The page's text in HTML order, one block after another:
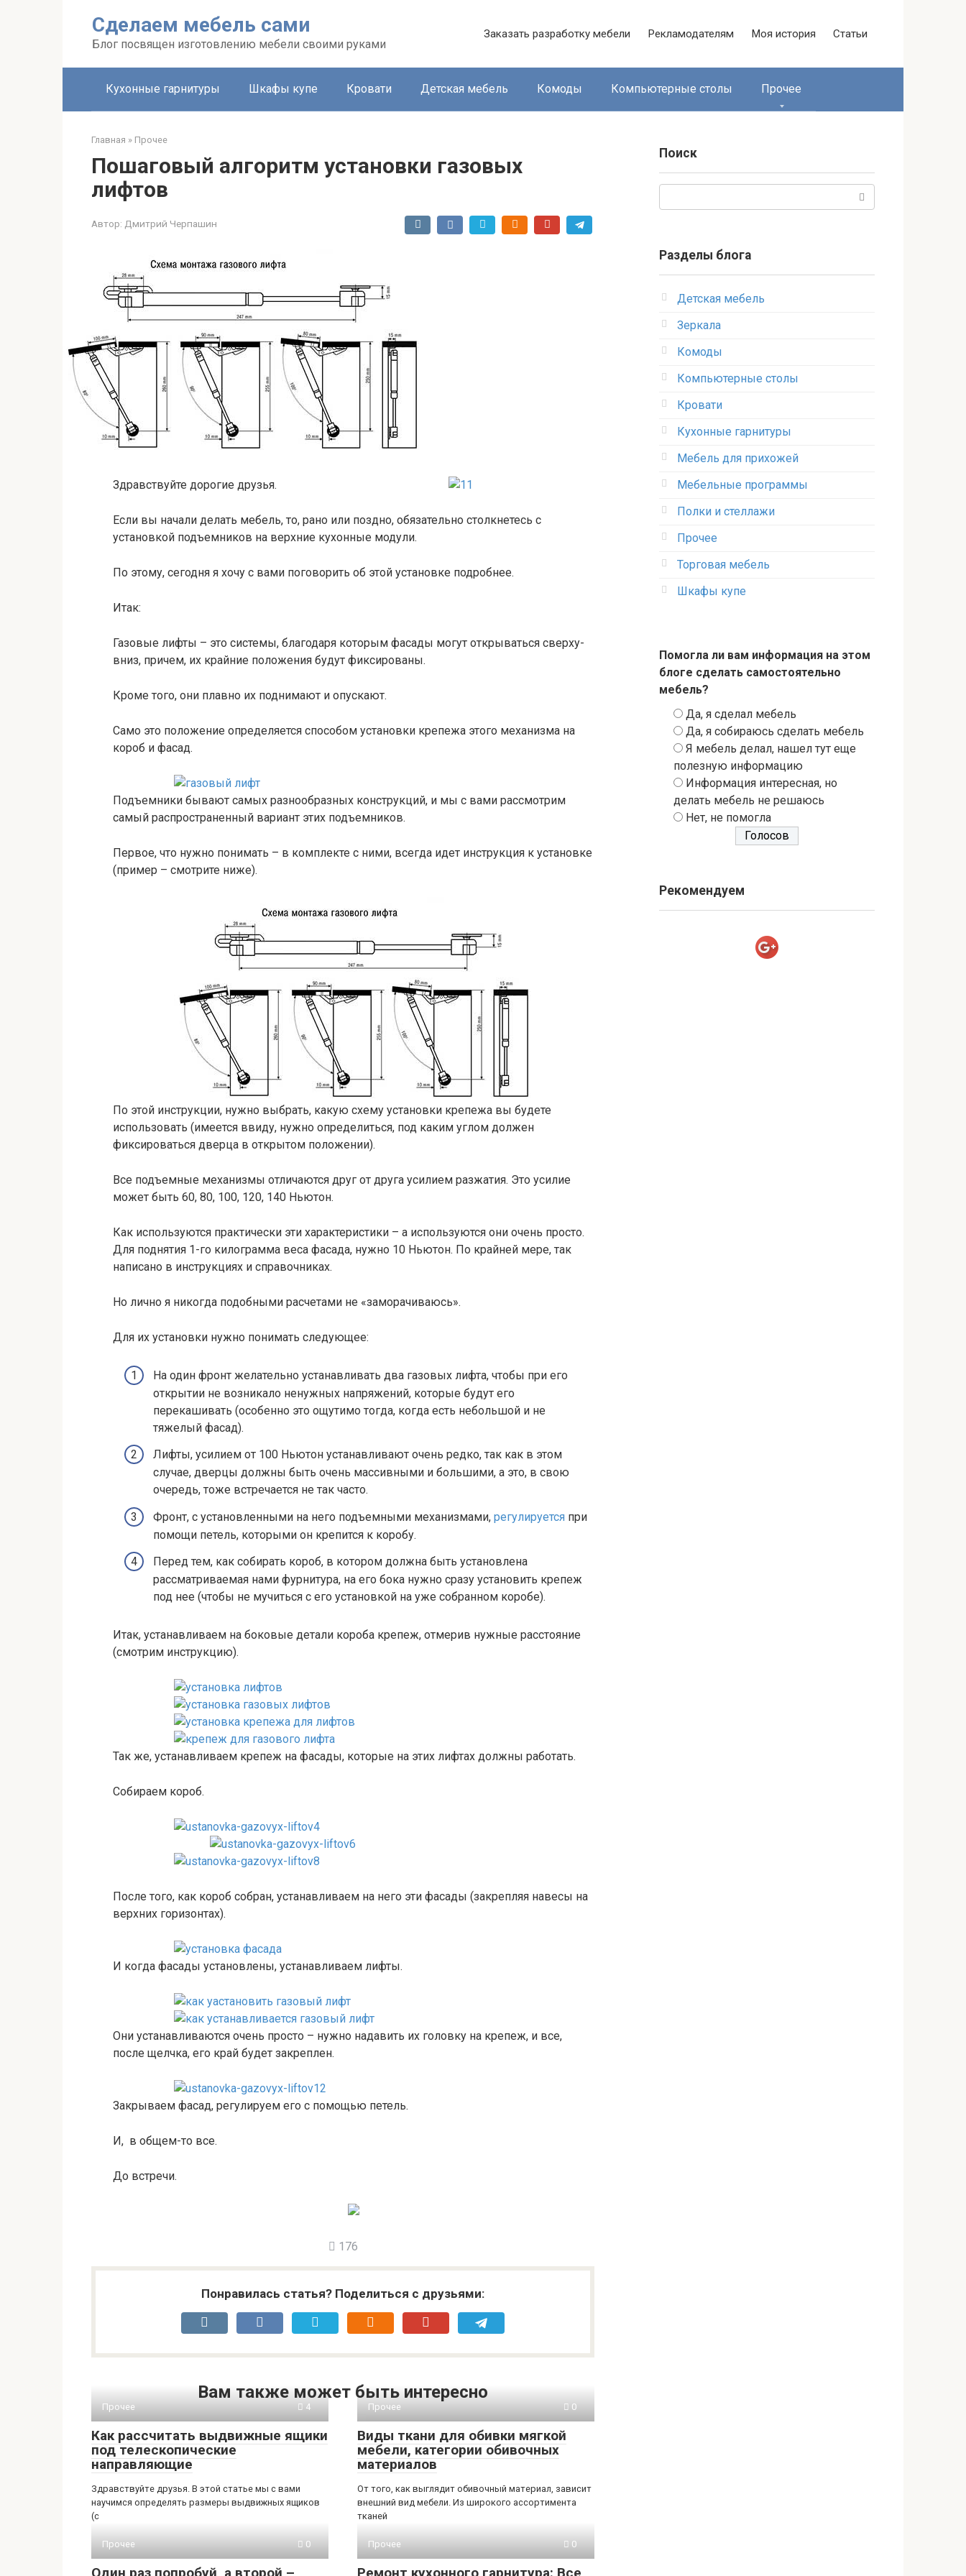
Сделаем мебель сами
Блог посвящен изготовлению мебели своими руками
Заказать разработку мебели Рекламодателям Моя история Статьи
Кухонные гарнитуры Шкафы купе Кровати Детская мебель Комоды Компьютерные столы Прочее
Главная » Прочее
Пошаговый алгоритм установки газовых
лифтов
Автор: Дмитрий Черпашин
Здравствуйте дорогие друзья.
Если вы начали делать мебель, то, рано или поздно, обязательно столкнетесь с
установкой подъемников на верхние кухонные модули.
По этому, сегодня я хочу с вами поговорить об этой установке подробнее.
Итак:
Газовые лифты – это системы, благодаря которым фасады могут открываться сверху-
вниз, причем, их крайние положения будут фиксированы.
Кроме того, они плавно их поднимают и опускают.
Само это положение определяется способом установки крепежа этого механизма на
короб и фасад.
Подъемники бывают самых разнообразных конструкций, и мы с вами рассмотрим
самый распространенный вариант этих подъемников.
Первое, что нужно понимать – в комплекте с ними, всегда идет инструкция к установке
(пример – смотрите ниже).
По этой инструкции, нужно выбрать, какую схему установки крепежа вы будете
использовать (имеется ввиду, нужно определиться, под каким углом должен
фиксироваться дверца в открытом положении).
Все подъемные механизмы отличаются друг от друга усилием разжатия. Это усилие
может быть 60, 80, 100, 120, 140 Ньютон.
Как используются практически эти характеристики – а используются они очень просто.
Для поднятия 1-го килограмма веса фасада, нужно 10 Ньютон. По крайней мере, так
написано в инструкциях и справочниках.
Но лично я никогда подобными расчетами не «заморачиваюсь».
Для их установки нужно понимать следующее:
На один фронт желательно устанавливать два газовых лифта, чтобы при его
открытии не возникало ненужных напряжений, которые будут его
перекашивать (особенно это ощутимо тогда, когда есть небольшой и не
тяжелый фасад).
Лифты, усилием от 100 Ньютон устанавливают очень редко, так как в этом
случае, дверцы должны быть очень массивными и большими, а это, в свою
очередь, тоже встречается не так часто.
Фронт, с установленными на него подъемными механизмами, регулируется при
помощи петель, которыми он крепится к коробу.
Перед тем, как собирать короб, в котором должна быть установлена
рассматриваемая нами фурнитура, на его бока нужно сразу установить крепеж
под нее (чтобы не мучиться с его установкой на уже собранном коробе).
Итак, устанавливаем на боковые детали короба крепеж, отмерив нужные расстояние
(смотрим инструкцию).
Так же, устанавливаем крепеж на фасады, которые на этих лифтах должны работать.
Собираем короб.
После того, как короб собран, устанавливаем на него эти фасады (закрепляя навесы на
верхних горизонтах).
И когда фасады установлены, устанавливаем лифты.
Они устанавливаются очень просто – нужно надавить их головку на крепеж, и все,
после щелчка, его край будет закреплен.
Закрываем фасад, регулируем его с помощью петель.
И, в общем-то все.
До встречи.
176
Понравилась статья? Поделиться с друзьями:
Вам также может быть интересно
Прочее 4
Как рассчитать выдвижные ящики
под телескопические
направляющие
Здравствуйте друзья. В этой статье мы с вами
научимся определять размеры выдвижных ящиков
(с
Прочее 0
Виды ткани для обивки мягкой
мебели, категории обивочных
материалов
От того, как выглядит обивочный материал, зависит
внешний вид мебели. Из широкого ассортимента
тканей
Прочее 0
Один раз попробуй, а второй –
Прочее 0
Ремонт кухонного гарнитура: Все
Поиск
Разделы блога
Детская мебель
Зеркала
Комоды
Компьютерные столы
Кровати
Кухонные гарнитуры
Мебель для прихожей
Мебельные программы
Полки и стеллажи
Прочее
Торговая мебель
Шкафы купе
Помогла ли вам информация на этом
блоге сделать самостоятельно
мебель?
Да, я сделал мебель
Да, я собираюсь сделать мебель
Я мебель делал, нашел тут еще
полезную информацию
Информация интересная, но
делать мебель не решаюсь
Нет, не помогла
Рекомендуем